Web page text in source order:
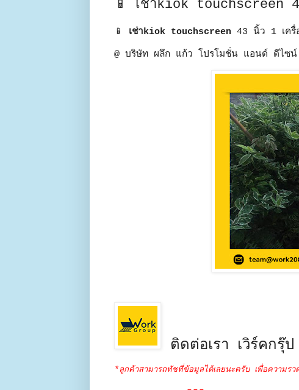
📱 เช่าkiok touchscreen
📱 เช่าkiok touchscreen 43 นิ้ว 1 เครื่
@ บริษัท ผลึก แก้ว โปรโมชั่น แอนด์ ดีไซ
ติดต่อเรา เวิร์คกรุ๊ป
*ลูกค้าสามารถทัชที่ข้อมูลได้เลยนะครับ เพื่อความรว